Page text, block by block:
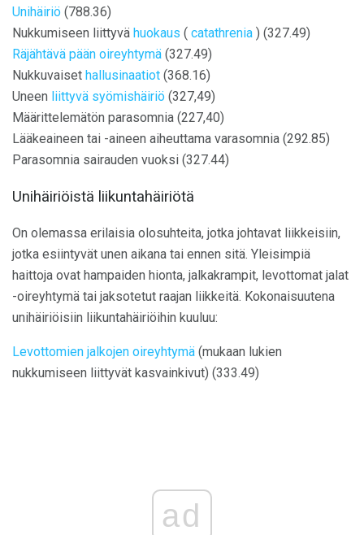
Unihäiriö (788.36)
Nukkumiseen liittyvä huokaus ( catathrenia ) (327.49)
Räjähtävä pään oireyhtymä (327.49)
Nukkuvaiset hallusinaatiot (368.16)
Uneen liittyvä syömishäiriö (327,49)
Määrittelemätön parasomnia (227,40)
Lääkeaineen tai -aineen aiheuttama varasomnia (292.85)
Parasomnia sairauden vuoksi (327.44)
Unihäiriöistä liikuntahäiriötä
On olemassa erilaisia ​​olosuhteita, jotka johtavat liikkeisiin,
jotka esiintyvät unen aikana tai ennen sitä. Yleisimpiä
haittoja ovat hampaiden hionta, jalkakrampit, levottomat jalat
-oireyhtymä tai jaksotetut raajan liikkeitä. Kokonaisuutena
unihäiriöisiin liikuntahäiriöihin kuuluu:
Levottomien jalkojen oireyhtymä (mukaan lukien
nukkumiseen liittyvät kasvainkivut) (333.49)
ad